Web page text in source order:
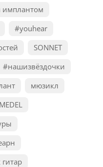
имплантом
#youhear
SONNET
#нашизвёздочки
мюзикл